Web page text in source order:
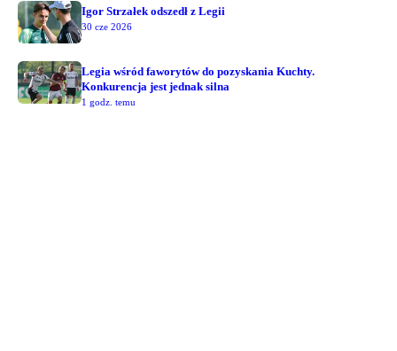
Igor Strzałek odszedł z Legii
30 cze 2026
Legia wśród faworytów do pozyskania Kuchty.
Konkurencja jest jednak silna
1 godz. temu